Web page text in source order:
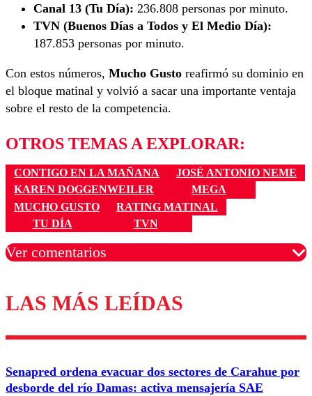
Canal 13 (Tu Día): 236.808 personas por minuto.
TVN (Buenos Días a Todos y El Medio Día):
187.853 personas por minuto.
Con estos números, Mucho Gusto reafirmó su dominio en
el bloque matinal y volvió a sacar una importante ventaja
sobre el resto de la competencia.
OTROS TEMAS A EXPLORAR:
CONTIGO EN LA MAÑANA
JOSÉ ANTONIO NEME
KAREN DOGGENWEILER
MEGA
MUCHO GUSTO
RATING MATINAL
TU DÍA
TVN
Ver comentarios
Los comentarios son moderados para garantizar un
diálogo respetuoso.
Nombre
Correo
LAS MÁS LEÍDAS
Senapred ordena evacuar dos sectores de Carahue por
desborde del río Damas: activa mensajería SAE